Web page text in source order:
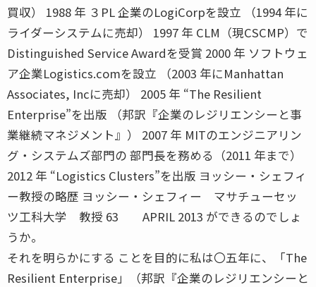
買収） 1988 年 ３PL 企業のLogiCorpを設立 （1994 年に
ライダーシステムに売却） 1997 年 CLM（現CSCMP）で
Distinguished Service Awardを受賞 2000 年 ソフトウェ
ア企業Logistics.comを設立 （2003 年にManhattan
Associates, Incに売却） 2005 年 “The Resilient
Enterprise”を出版 （邦訳『企業のレジリエンシーと事
業継続マネジメント』） 2007 年 MITのエンジニアリン
グ・システムズ部門の 部門長を務める（2011 年まで）
2012 年 “Logistics Clusters”を出版 ヨッシー・シェフィ
ー教授の略歴 ヨッシー・シェフィー マサチューセッ
ツ工科大学 教授 63 APRIL 2013 ができるのでしょ
うか。
それを明らかにする ことを目的に私は〇五年に、「The
Resilient Enterprise」（邦訳『企業のレジリエンシーと